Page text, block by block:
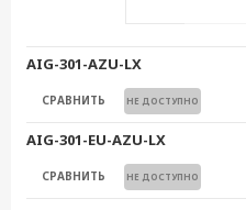
AIG-301-AZU-LX
СРАВНИТЬ НЕ ДОСТУПНО
AIG-301-EU-AZU-LX
СРАВНИТЬ НЕ ДОСТУПНО